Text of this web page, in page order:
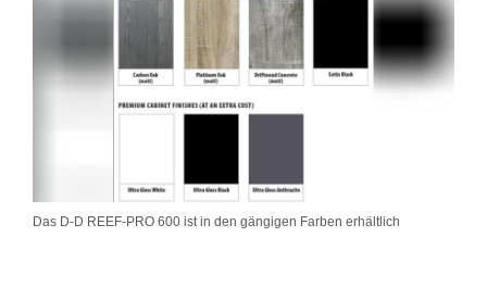
Das D-D REEF-PRO 600 ist in den gängigen Farben erhältlich